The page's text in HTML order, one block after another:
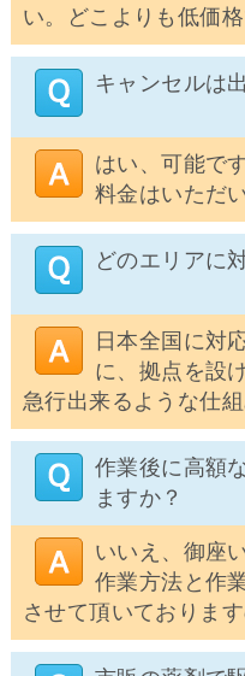
い。どこよりも低価
キャンセルは
はい、可能で
料金はいただ
どのエリアに
日本全国に対
に、拠点を設
急行出来るような仕
作業後に高額
ますか？
いいえ、御座
作業方法と作
させて頂いておりま